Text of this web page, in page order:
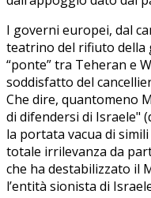
I governi europei, dal
teatrino del rifiuto della
“ponte” tra Teheran e
soddisfatto del
Che dire, quantomeno
di difendersi di Israele"
la portata vacua di
totale irrilevanza da
che ha destabilizzato il
l’entità sionista di